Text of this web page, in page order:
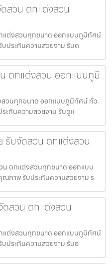
สวน ตกแต่งสวน
ต่งสวนทุกขนาด ออกแบบภูมิทัศน์
ประกันความสวยงาม รับต
ตกแต่งสวน ออกแบบภูมิ
วนทุกขนาด ออกแบบภูมิทัศน์ ทั่ว
ะกันความสวยงาม รับดูแ
รับจัดสวน ตกแต่งสวน
ตกแต่งสวนทุกขนาด ออกแบบ
ณภาพ รับประกันความสวยงาม ร
สวน ตกแต่งสวน
แต่งสวนทุกขนาด ออกแบบภูมิทัศน์
ประกันความสวยงาม รับอ